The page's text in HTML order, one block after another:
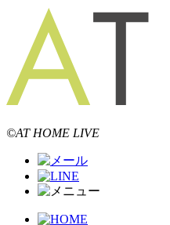
©AT HOME LIVE